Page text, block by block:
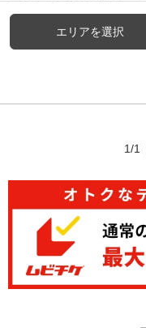
エリアを選択
1/1